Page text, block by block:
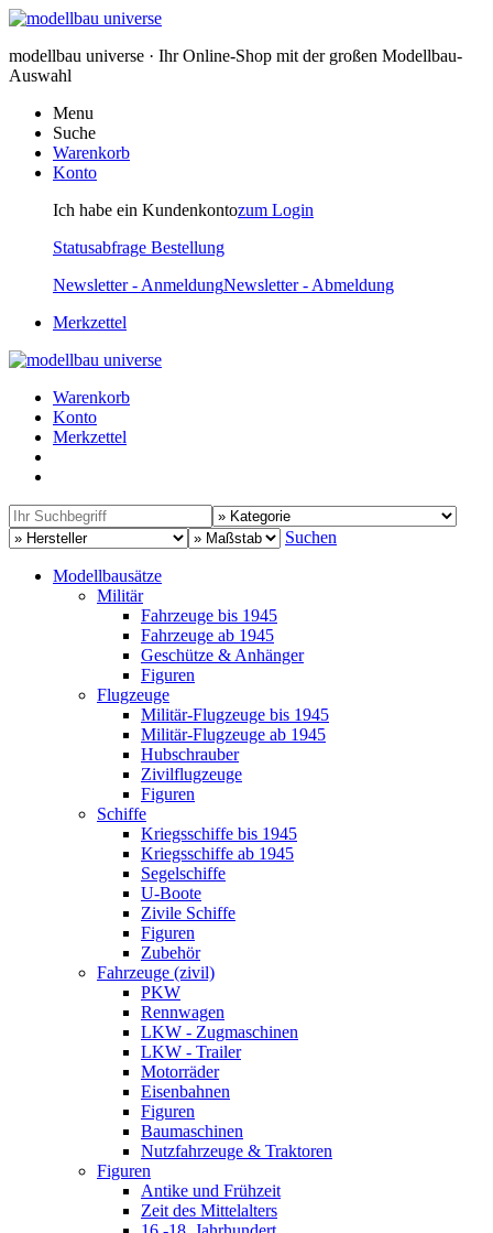
modellbau universe · Ihr Online-Shop mit der großen Modellbau-
Auswahl
Menu
Suche
Warenkorb
Konto
Ich habe ein Kundenkontozum Login
Statusabfrage Bestellung
Newsletter - AnmeldungNewsletter - Abmeldung
Merkzettel
Warenkorb
Konto
Merkzettel
Suchen
Modellbausätze
Militär
Fahrzeuge bis 1945
Fahrzeuge ab 1945
Geschütze & Anhänger
Figuren
Flugzeuge
Militär-Flugzeuge bis 1945
Militär-Flugzeuge ab 1945
Hubschrauber
Zivilflugzeuge
Figuren
Schiffe
Kriegsschiffe bis 1945
Kriegsschiffe ab 1945
Segelschiffe
U-Boote
Zivile Schiffe
Figuren
Zubehör
Fahrzeuge (zivil)
PKW
Rennwagen
LKW - Zugmaschinen
LKW - Trailer
Motorräder
Eisenbahnen
Figuren
Baumaschinen
Nutzfahrzeuge & Traktoren
Figuren
Antike und Frühzeit
Zeit des Mittelalters